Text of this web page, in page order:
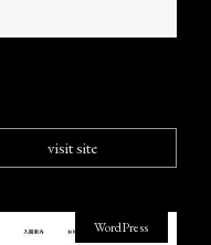
visit site
WordPress